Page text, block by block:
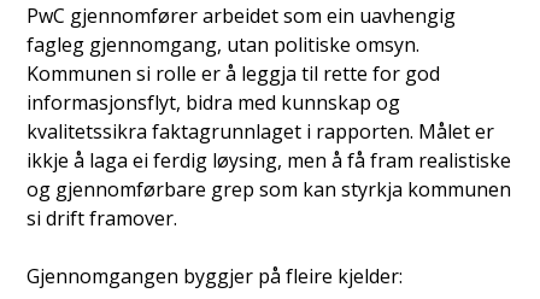
PwC gjennomfører arbeidet som ein uavhengig
fagleg gjennomgang, utan politiske omsyn.
Kommunen si rolle er å leggja til rette for god
informasjonsflyt, bidra med kunnskap og
kvalitetssikra faktagrunnlaget i rapporten. Målet er
ikkje å laga ei ferdig løysing, men å få fram realistiske
og gjennomførbare grep som kan styrkja kommunen
si drift framover.
Gjennomgangen byggjer på fleire kjelder: